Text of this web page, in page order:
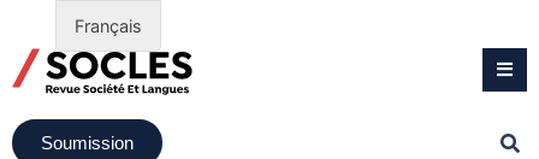
Soumission
Français